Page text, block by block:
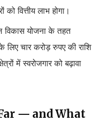
वित्तीय लाभ होगा।
विकास योजना के तहत
लिए चार करोड़ रुपए की राशि
में स्वरोजगार को बढ़ावा
— and What